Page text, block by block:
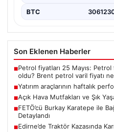
BTC
Son Eklenen Haberler
■Petrol fiyatları 25 Mayıs:
oldu? Brent petrol varil fiyatı
■Yatırım araçlarının haftalık
■Açık Hava Mutfakları ve Şık
■FETÖ’cü Burkay Karatepe ile
Detaylandı
■Edirne’de Traktör Kazasında